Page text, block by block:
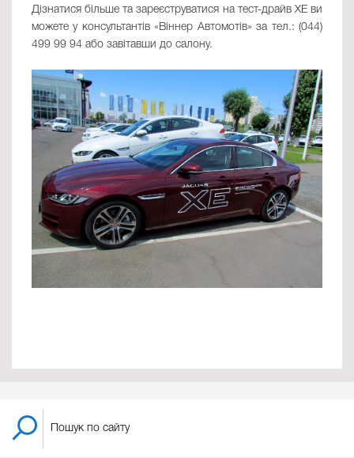
Дізнатися більше та зареєструватися на тест-драйв XE ви
можете у консультантів «Віннер Автомотів» за тел.: (044)
499 99 94 або завітавши до салону.